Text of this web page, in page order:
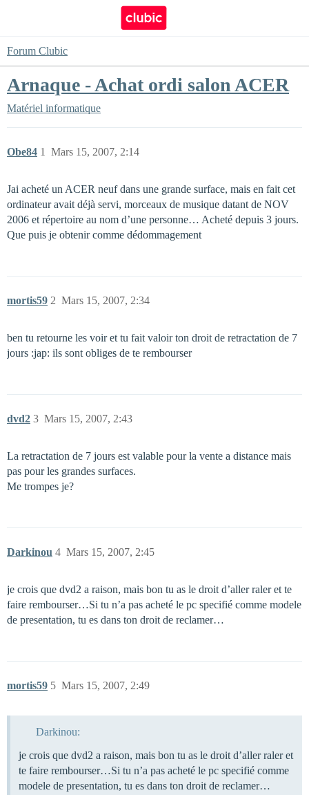
Forum Clubic
Arnaque - Achat ordi salon ACER
Matériel informatique
Obe84 Mars 15, 2007, 2:14
1
Jai acheté un ACER neuf dans une grande surface, mais en fait cet
ordinateur avait déjà servi, morceaux de musique datant de NOV
2006 et répertoire au nom d’une personne… Acheté depuis 3 jours.
Que puis je obtenir comme dédommagement
mortis59 Mars 15, 2007, 2:34
2
ben tu retourne les voir et tu fait valoir ton droit de retractation de 7
jours :jap: ils sont obliges de te rembourser
dvd2 Mars 15, 2007, 2:43
3
La retractation de 7 jours est valable pour la vente a distance mais
pas pour les grandes surfaces.
Me trompes je?
Darkinou Mars 15, 2007, 2:45
4
je crois que dvd2 a raison, mais bon tu as le droit d’aller raler et te
faire rembourser…Si tu n’a pas acheté le pc specifié comme modele
de presentation, tu es dans ton droit de reclamer…
mortis59 Mars 15, 2007, 2:49
5
Darkinou:
je crois que dvd2 a raison, mais bon tu as le droit d’aller raler et
te faire rembourser…Si tu n’a pas acheté le pc specifié comme
modele de presentation, tu es dans ton droit de reclamer…